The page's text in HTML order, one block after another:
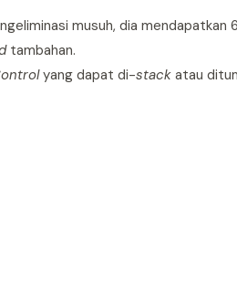
musuh, dia mendapatkan
tambahan.
yang dapat di-stack atau